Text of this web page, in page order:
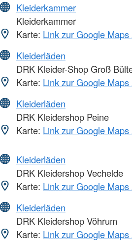
Kleiderkammer
Kleiderkammer
Karte: Link zur Google
Kleiderläden
DRK Kleider-Shop Groß
Karte: Link zur Google
Kleiderläden
DRK Kleidershop Peine
Karte: Link zur Google
Kleiderläden
DRK Kleidershop Vechelde
Karte: Link zur Google
Kleiderläden
DRK Kleidershop Vöhrum
Karte: Link zur Google